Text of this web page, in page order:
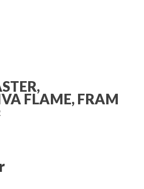
FLAME, FRAM